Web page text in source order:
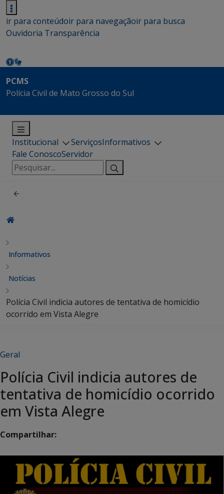
ir para conteúdoir para navegaçãoir para busca
Ouvidoria Transparência
PCMS
Polícia Civil de Mato Grosso do Sul
Institucional ServiçosInformativos
Fale ConoscoServidor
Pesquisar
por:
Informativos
Notícias
Polícia Civil indicia autores de tentativa de homicídio
ocorrido em Vista Alegre
Geral
Polícia Civil indicia autores de
tentativa de homicídio ocorrido
em Vista Alegre
Compartilhar: